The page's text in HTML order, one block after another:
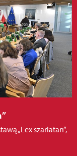
„Lex szarlatan”,